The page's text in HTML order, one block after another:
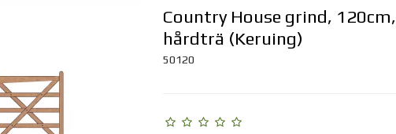
Country House grind, 120cm,
hårdträ (Keruing)
50120